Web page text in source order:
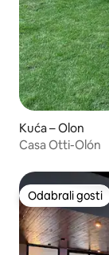
Kuća – Olon
Casa Otti-Olón
Odabrali gosti
Odabrali gosti